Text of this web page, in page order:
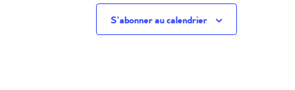
S’abonner au calendrier